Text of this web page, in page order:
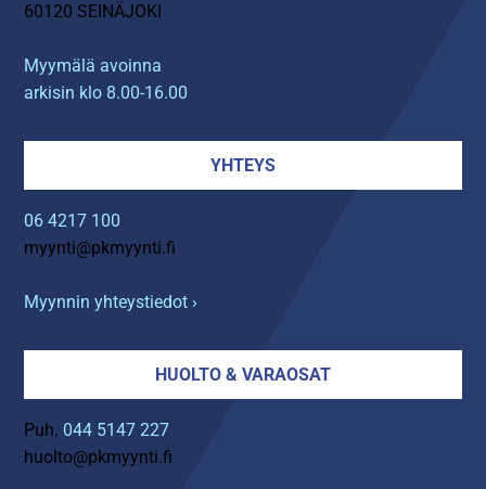
60120 SEINÄJOKI
Myymälä avoinna
arkisin klo 8.00-16.00
YHTEYS
06 4217 100
myynti@pkmyynti.fi
Myynnin yhteystiedot ›
HUOLTO & VARAOSAT
Puh. 044 5147 227
huolto@pkmyynti.fi